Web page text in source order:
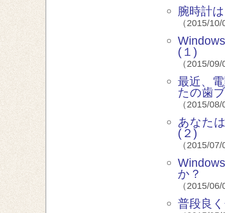
腕時計
（2015/
(１)
（2015/
最近、
たの歯
（2015/
あなた
(２)
（2015/
か？
（2015/
普段良